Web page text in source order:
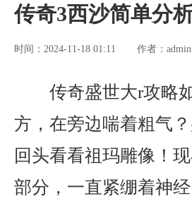
传奇3西沙简单分
时间：2024-11-18 01:11 作者： admin
传奇盛世大r攻略
方，在旁边喘着粗气
回头看看祖玛雕像！
部分，一直紧绷着神